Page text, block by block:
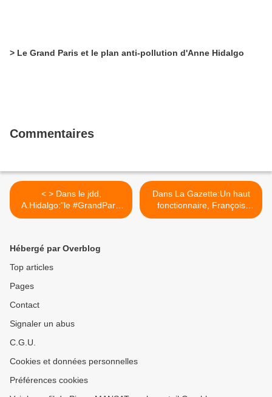
> Le Grand Paris et le plan anti-pollution d'Anne Hidalgo
Commentaires
< > Dans le jdd,
A.Hidalgo:"le #GrandParis
ne peut pas se faire contre
Dans La Gazette:Un haut
fonctionnaire, François
Lucas, dirigera la mission
Hébergé par Overblog
Top articles
Pages
Contact
Signaler un abus
C.G.U.
Cookies et données personnelles
Préférences cookies